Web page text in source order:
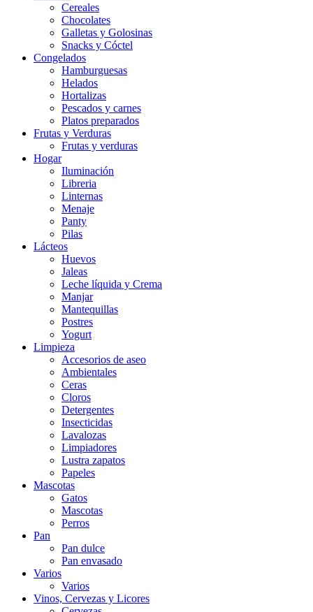
Cereales
Chocolates
Galletas y Golosinas
Snacks y Cóctel
Congelados
Hamburguesas
Helados
Hortalizas
Pescados y carnes
Platos preparados
Frutas y Verduras
Frutas y verduras
Hogar
Iluminación
Libreria
Linternas
Menaje
Panty
Pilas
Lácteos
Huevos
Jaleas
Leche líquida y Crema
Manjar
Mantequillas
Postres
Yogurt
Limpieza
Accesorios de aseo
Ambientales
Ceras
Cloros
Detergentes
Insecticidas
Lavalozas
Limpiadores
Lustra zapatos
Papeles
Mascotas
Gatos
Mascotas
Perros
Pan
Pan dulce
Pan envasado
Varios
Varios
Vinos, Cervezas y Licores